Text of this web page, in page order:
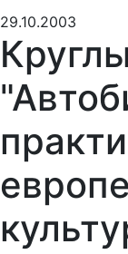
29.10.2003